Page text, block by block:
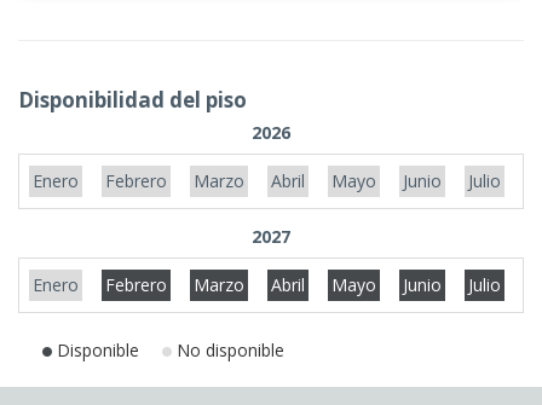
Disponibilidad del piso
2026
Enero Febrero Marzo Abril Mayo Junio Julio
2027
Enero Febrero Marzo Abril Mayo Junio Julio
Disponible No disponible